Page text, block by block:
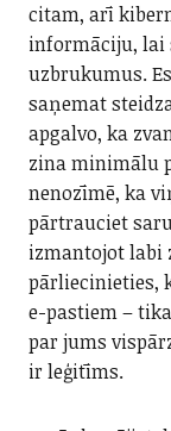
citam, arī
informāciju, lai
uzbrukumus.
saņemat
apgalvo, ka
zina minimālu
nenozīmē, ka
pārtrauciet
izmantojot labi
pārliecinieties,
e-pastiem –
par jums
ir leģitīms.